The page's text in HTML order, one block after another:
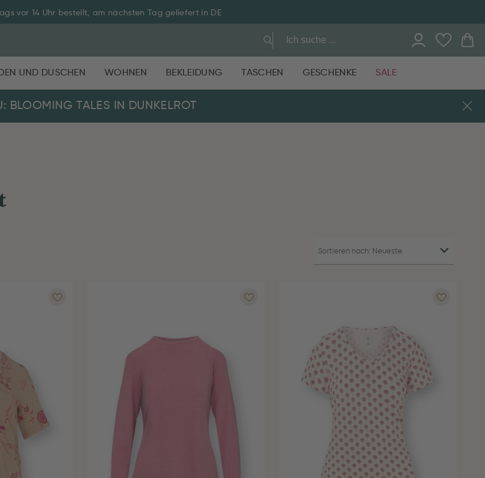
vor 14 Uhr bestellt, am nächsten Tag geliefert in DE
UND DUSCHEN WOHNEN BEKLEIDUNG TASCHEN GESCHENKE SALE
BLOOMING TALES IN DUNKELROT